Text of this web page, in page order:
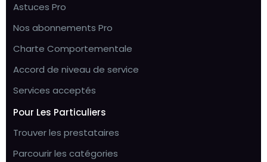
Astuces Pro
Nos abonnements Pro
Charte Comportementale
Accord de niveau de service
Services acceptés
Pour Les Particuliers
Trouver les prestataires
Parcourir les catégories